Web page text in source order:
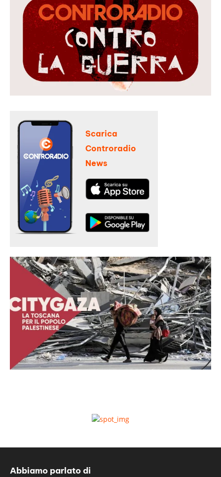
Scarica
Controradio
News
Abbiamo parlato di